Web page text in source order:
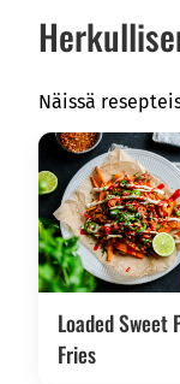
– josta
Proteiinia
Suolaa
Näissä
Loaded Sweet
Fries